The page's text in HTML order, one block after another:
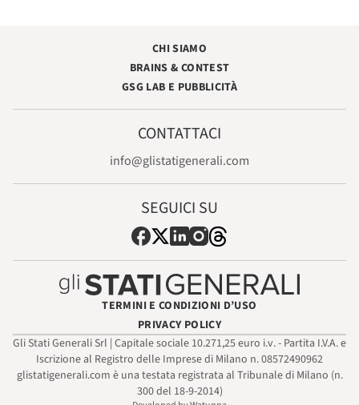
CHI SIAMO
BRAINS & CONTEST
GSG LAB E PUBBLICITÀ
CONTATTACI
info@glistatigenerali.com
SEGUICI SU
TERMINI E CONDIZIONI D’USO
PRIVACY POLICY
Gli Stati Generali Srl | Capitale sociale 10.271,25 euro i.v. - Partita I.V.A. e
Iscrizione al Registro delle Imprese di Milano n. 08572490962
glistatigenerali.com è una testata registrata al Tribunale di Milano (n.
300 del 18-9-2014)